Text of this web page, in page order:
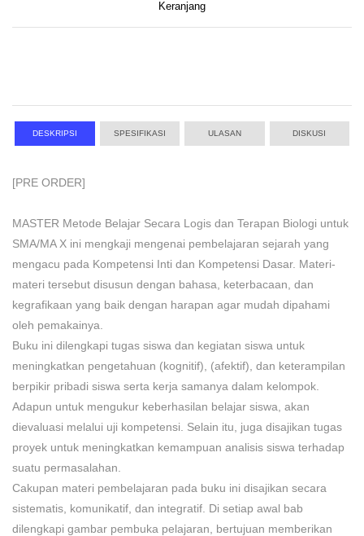
Keranjang
DESKRIPSI SPESIFIKASI ULASAN DISKUSI
[PRE ORDER]
MASTER Metode Belajar Secara Logis dan Terapan Biologi untuk
SMA/MA X ini mengkaji mengenai pembelajaran sejarah yang
mengacu pada Kompetensi Inti dan Kompetensi Dasar. Materi-
materi tersebut disusun dengan bahasa, keterbacaan, dan
kegrafikaan yang baik dengan harapan agar mudah dipahami
oleh pemakainya.
Buku ini dilengkapi tugas siswa dan kegiatan siswa untuk
meningkatkan pengetahuan (kognitif), (afektif), dan keterampilan
berpikir pribadi siswa serta kerja samanya dalam kelompok.
Adapun untuk mengukur keberhasilan belajar siswa, akan
dievaluasi melalui uji kompetensi. Selain itu, juga disajikan tugas
proyek untuk meningkatkan kemampuan analisis siswa terhadap
suatu permasalahan.
Cakupan materi pembelajaran pada buku ini disajikan secara
sistematis, komunikatif, dan integratif. Di setiap awal bab
dilengkapi gambar pembuka pelajaran, bertujuan memberikan